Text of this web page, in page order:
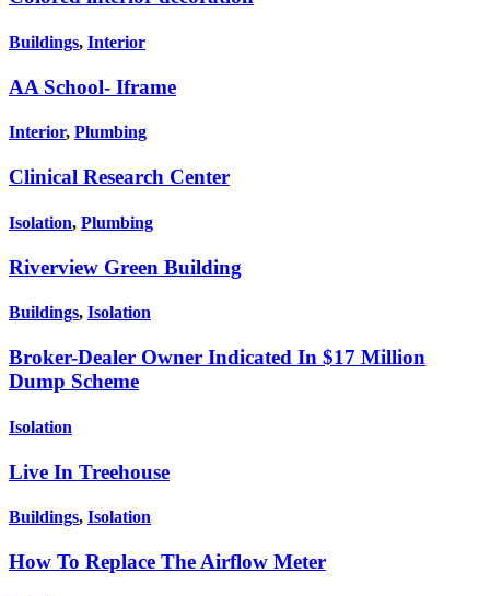
Buildings, Interior
AA School- Iframe
Interior, Plumbing
Clinical Research Center
Isolation, Plumbing
Riverview Green Building
Buildings, Isolation
Broker-Dealer Owner Indicated In $17 Million
Dump Scheme
Isolation
Live In Treehouse
Buildings, Isolation
How To Replace The Airflow Meter